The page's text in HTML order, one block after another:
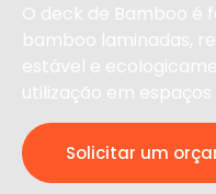
O deck de Bamboo é
bamboo laminadas,
estável e
utilização em
Solicitar um